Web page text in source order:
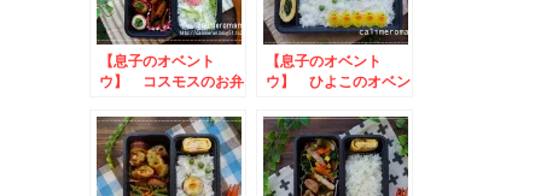
【息子のオベント
ウ】 コスモスのお弁
グランプリ
【息子のオベント
ウ】 ひよこのオベン